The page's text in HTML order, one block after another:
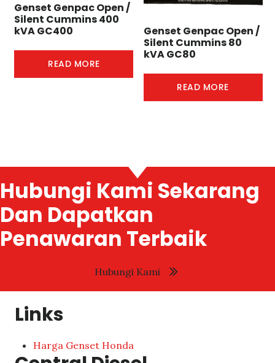
Genset Genpac Open /
Silent Cummins 400
kVA GC400
READ MORE
Genset Genpac Open /
Silent Cummins 80
kVA GC80
READ MORE
Hubungi Kami Sekarang
Dan Dapatkan
Penawaran Terbaik
Hubungi Kami
Links
Harga Genset Honda